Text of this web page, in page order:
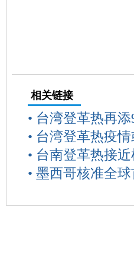
相关链接
• 台湾登革热再
• 台湾登革热疫
• 台南登革热接
• 墨西哥核准全